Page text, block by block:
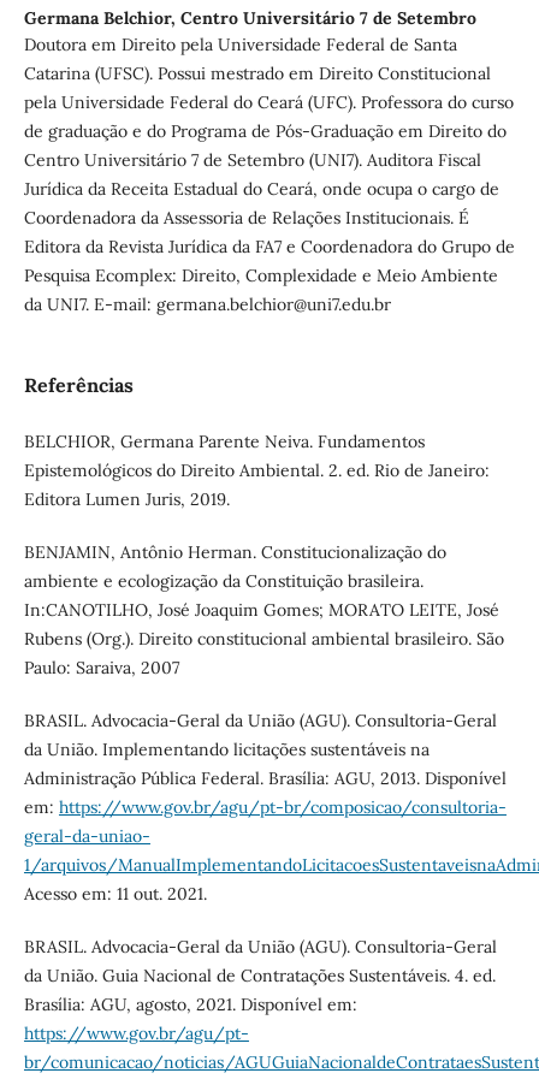
Germana Belchior, Centro Universitário 7 de Setembro
Doutora em Direito pela Universidade Federal de Santa
Catarina (UFSC). Possui mestrado em Direito Constitucional
pela Universidade Federal do Ceará (UFC). Professora do curso
de graduação e do Programa de Pós-Graduação em Direito do
Centro Universitário 7 de Setembro (UNI7). Auditora Fiscal
Jurídica da Receita Estadual do Ceará, onde ocupa o cargo de
Coordenadora da Assessoria de Relações Institucionais. É
Editora da Revista Jurídica da FA7 e Coordenadora do Grupo de
Pesquisa Ecomplex: Direito, Complexidade e Meio Ambiente
da UNI7. E-mail: germana.belchior@uni7.edu.br
Referências
BELCHIOR, Germana Parente Neiva. Fundamentos
Epistemológicos do Direito Ambiental. 2. ed. Rio de Janeiro:
Editora Lumen Juris, 2019.
BENJAMIN, Antônio Herman. Constitucionalização do
ambiente e ecologização da Constituição brasileira.
In:CANOTILHO, José Joaquim Gomes; MORATO LEITE, José
Rubens (Org.). Direito constitucional ambiental brasileiro. São
Paulo: Saraiva, 2007
BRASIL. Advocacia-Geral da União (AGU). Consultoria-Geral
da União. Implementando licitações sustentáveis na
Administração Pública Federal. Brasília: AGU, 2013. Disponível
em: https://www.gov.br/agu/pt-br/composicao/consultoria-
geral-da-uniao-
1/arquivos/
Acesso em: 11 out. 2021.
BRASIL. Advocacia-Geral da União (AGU). Consultoria-Geral
da União. Guia Nacional de Contratações Sustentáveis. 4. ed.
Brasília: AGU, agosto, 2021. Disponível em:
https://www.gov.br/agu/pt-
br/comunicacao/noticias/